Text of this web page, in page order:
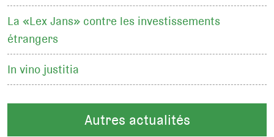
La «Lex Jans» contre les investissements
étrangers
In vino justitia
Autres actualités